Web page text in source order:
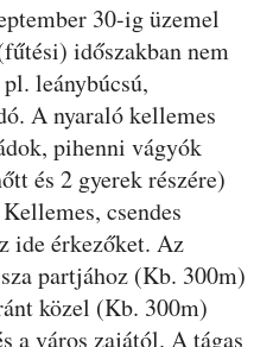
30-ig üzemel
időszakban nem
leánybúcsú,
A nyaraló kellemes
pihenni vágyók
és 2 gyerek részére)
csendes
ide érkezőket. Az
partjához (Kb. 300m)
közel (Kb. 300m)
a város zajától. A tágas